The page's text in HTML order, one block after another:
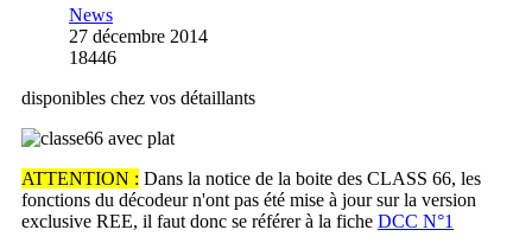
News
27 décembre 2014
18446
disponibles chez vos détaillants
ATTENTION : Dans la notice de la boite des CLASS 66, les
fonctions du décodeur n'ont pas été mise à jour sur la version
exclusive REE, il faut donc se référer à la fiche DCC N°1